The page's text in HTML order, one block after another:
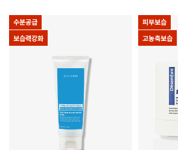
수분공급
보습력강화
피부보습
고농축보습